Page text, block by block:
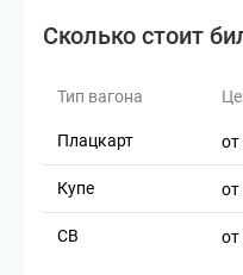
Сколько стоит
Тип вагона
Плацкарт от
Купе от
СВ от